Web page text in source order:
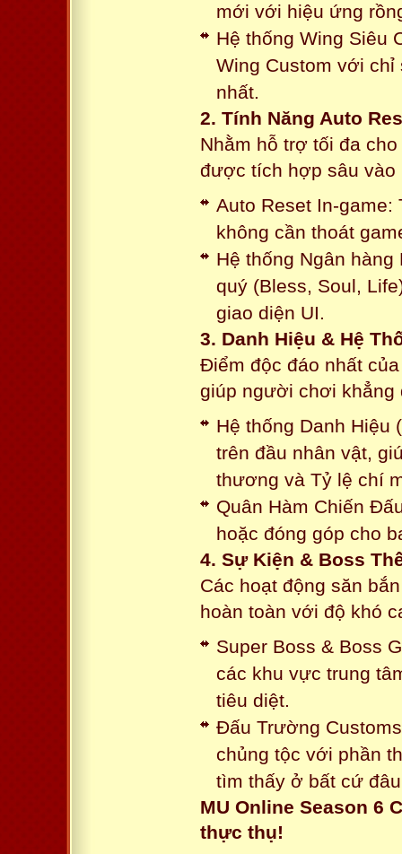
mới với hiệu ứng
Hệ thống Wing Siêu
Wing Custom với
nhất.
2. Tính Năng Auto
Nhằm hỗ trợ tối đa
được tích hợp sâu vào
Auto Reset In-game:
không cần thoát
Hệ thống Ngân
quý (Bless, Soul,
giao diện UI.
3. Danh Hiệu & Hệ
Điểm độc đáo nhất
giúp người chơi khẳng
Hệ thống Danh Hiệu
trên đầu nhân vật,
thương và Tỷ lệ chí
Quân Hàm Chiến
hoặc đóng góp cho
4. Sự Kiện & Boss
Các hoạt động săn
hoàn toàn với độ khó
Super Boss & Boss
các khu vực trung
tiêu diệt.
Đấu Trường
chủng tộc với phần
tìm thấy ở bất cứ
MU Online Season 6
thực thụ!